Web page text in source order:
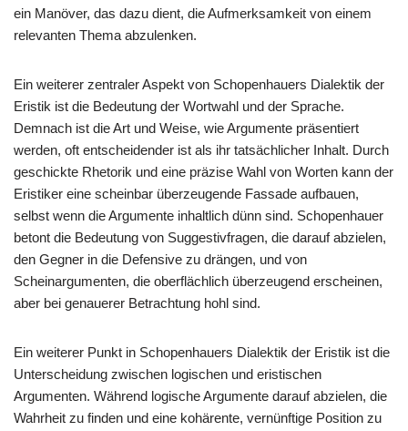
ein Manöver, das dazu dient, die Aufmerksamkeit von einem
relevanten Thema abzulenken.
Ein weiterer zentraler Aspekt von Schopenhauers Dialektik der
Eristik ist die Bedeutung der Wortwahl und der Sprache.
Demnach ist die Art und Weise, wie Argumente präsentiert
werden, oft entscheidender ist als ihr tatsächlicher Inhalt. Durch
geschickte Rhetorik und eine präzise Wahl von Worten kann der
Eristiker eine scheinbar überzeugende Fassade aufbauen,
selbst wenn die Argumente inhaltlich dünn sind. Schopenhauer
betont die Bedeutung von Suggestivfragen, die darauf abzielen,
den Gegner in die Defensive zu drängen, und von
Scheinargumenten, die oberflächlich überzeugend erscheinen,
aber bei genauerer Betrachtung hohl sind.
Ein weiterer Punkt in Schopenhauers Dialektik der Eristik ist die
Unterscheidung zwischen logischen und eristischen
Argumenten. Während logische Argumente darauf abzielen, die
Wahrheit zu finden und eine kohärente, vernünftige Position zu